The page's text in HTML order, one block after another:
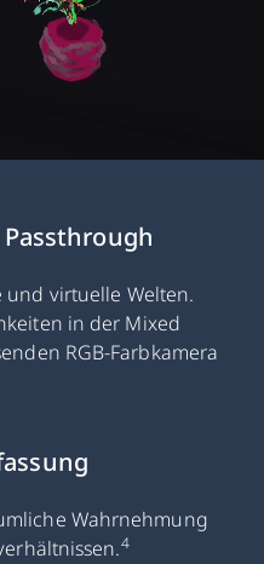
und virtuelle Welten.
in der Mixed
RGB-Farbkamera
Wahrnehmung
4